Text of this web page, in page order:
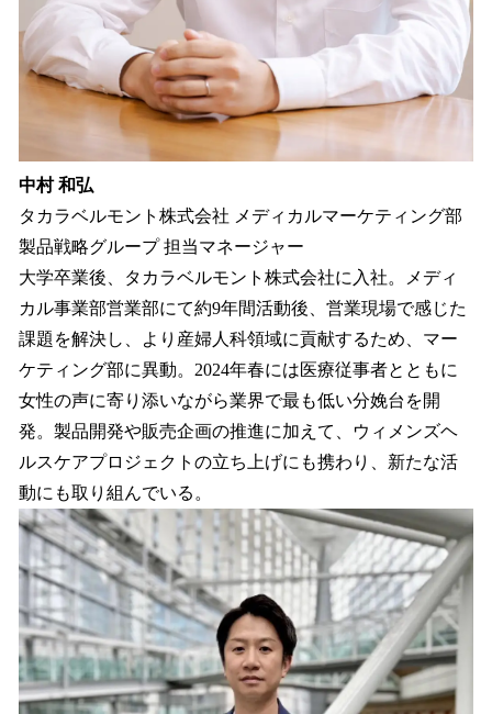
中村 和弘
タカラベルモント株式会社 メディカルマーケティング部
製品戦略グループ 担当マネージャー
大学卒業後、タカラベルモント株式会社に入社。メディ
カル事業部営業部にて約9年間活動後、営業現場で感じた
課題を解決し、より産婦人科領域に貢献するため、マー
ケティング部に異動。2024年春には医療従事者とともに
女性の声に寄り添いながら業界で最も低い分娩台を開
発。製品開発や販売企画の推進に加えて、ウィメンズヘ
ルスケアプロジェクトの立ち上げにも携わり、新たな活
動にも取り組んでいる。